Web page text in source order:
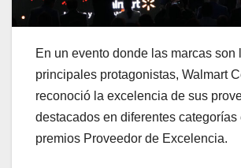
En un evento donde las marcas son
principales protagonistas, Walmart
reconoció la excelencia de sus
destacados en diferentes categorías
premios Proveedor de Excelencia.